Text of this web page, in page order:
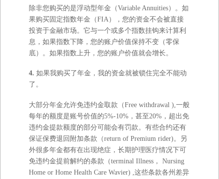
除非您购买的是浮动型年金（Variable Annuities）。如
果购买固定指数年金（FIA），您的资金不会被直接
投资于金融市场。它与一个或多个指数挂钩来计算利
息，如果指数下降，您的账户价值保持不变（零保
底）。如果指数上升，您的账户价值就会增长。
4.如果我购买了年金，我的资金就被锁住完全不能动
了。
大部分年金允许免违约金取款（Free withdrawal ),一般
每年的额度是账号价值的5%-10%，甚至20%，超出免
违约金提款额度的部分可能会有罚款。有些合约还有
保证保费退回附加条款（return of Premium rider)。另
外很多年金都有在出现绝症，长期护理医疗情况下可
免违约金提前解约的条款（terminal Illness， Nursing
Home or Home Health Care Wavier) ,这些条款各州差异